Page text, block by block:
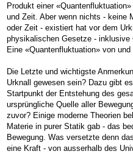
Produkt einer
und Zeit. Aber wenn nichts - keine
oder Zeit - existiert hat vor dem
physikalischen Gesetze - inklusive
Eine «Quantenfluktuation» von und
Die Letzte und wichtigste
Urknall gewesen sein? Dazu gibt
Startpunkt der Entstehung des
ursprüngliche Quelle aller
zuvor? Einige moderne Theorien
Materie in purer Statik gab - das
Bewegung. Was versetzte denn
eine Kraft - von ausserhalb des